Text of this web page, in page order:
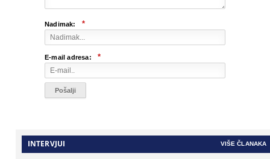
Nadimak: *
E-mail adresa: *
INTERVJUI VIŠE ČLANAKA